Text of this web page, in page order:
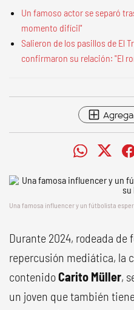
Un famoso actor se separó
momento difícil"
Salieron de los pasillos de El
confirmaron su relación: "El
Una famosa influencer y un fútbolista
Durante 2024, rodeada de
repercusión mediática, la
contenidoCarito Müller,
un joven que también